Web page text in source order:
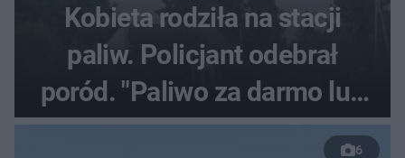
Kobieta rodziła na stacji
paliw. Policjant odebrał
poród. "Paliwo za darmo lub
50 %!"
6